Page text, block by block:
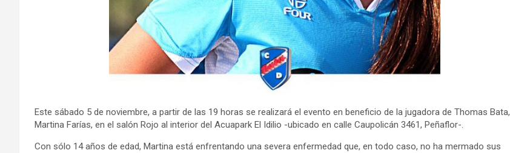
Este sábado 5 de noviembre, a partir de las 19 horas se realizará el evento en beneficio de la jugadora de Thomas Bata,
Martina Farías, en el salón Rojo al interior del Acuapark El Idilio -ubicado en calle Caupolicán 3461, Peñaflor-.
Con sólo 14 años de edad, Martina está enfrentando una severa enfermedad que, en todo caso, no ha mermado sus